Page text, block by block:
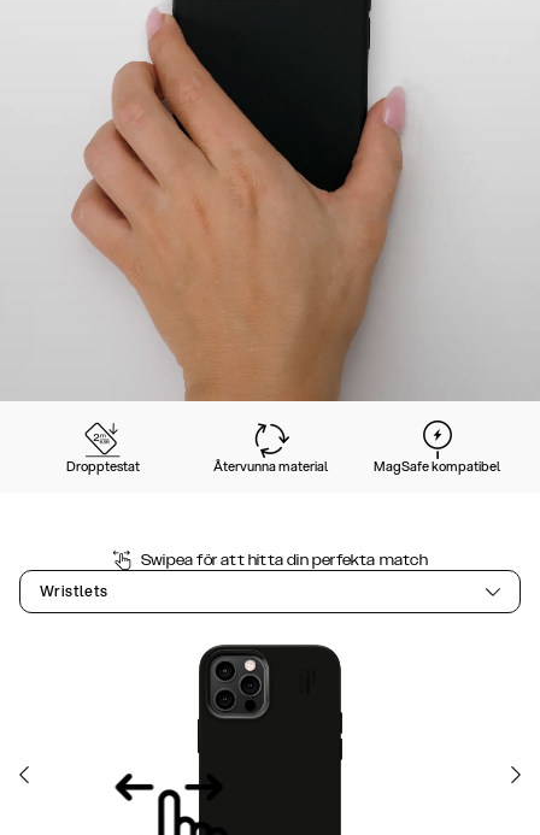
Dropptestat Återvunna material MagSafe kompatibel
Swipea för att hitta din perfekta match
Wristlets